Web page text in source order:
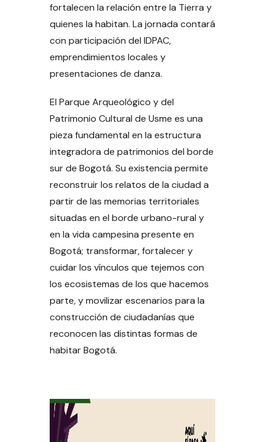
fortalecen la relación entre la Tierra y
quienes la habitan. La jornada contará
con participación del IDPAC,
emprendimientos locales y
presentaciones de danza.
El Parque Arqueológico y del
Patrimonio Cultural de Usme es una
pieza fundamental en la estructura
integradora de patrimonios del borde
sur de Bogotá. Su existencia permite
reconstruir los relatos de la ciudad a
partir de las memorias territoriales
situadas en el borde urbano-rural y
en la vida campesina presente en
Bogotá; transformar, fortalecer y
cuidar los vínculos que tejemos con
los ecosistemas de los que hacemos
parte, y movilizar escenarios para la
construcción de ciudadanías que
reconocen las distintas formas de
habitar Bogotá.